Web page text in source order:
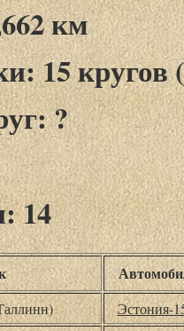
км
15 кругов
?
14
Эстония-